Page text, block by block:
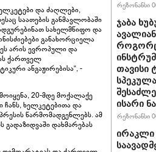
და ძაღლები,
საათების განმავლობაში
სახელმწიფო და
განახორციელა
არის ევროპული და
ქართველ
ანგაჟირებისა“, -
20-მდე მოქალაქე
ხელკეტებითა და
წარმომადგენლებს. ამ
დახმარებას
რეზონანსი
ჯაბა
თავისი
ისარი
რეზონანსი
ირაკლი